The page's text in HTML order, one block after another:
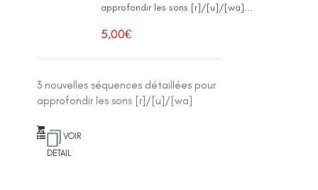
approfondir les sons [r]/[u]/[wa]...
5,00€
3 nouvelles séquences détaillées pour
approfondir les sons [r]/[u]/[wa]
VOIR
DETAIL